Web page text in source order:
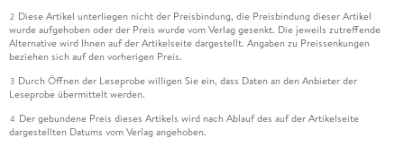
2 Diese Artikel unterliegen nicht der Preisbindung, die Preisbindung dieser Artikel
wurde aufgehoben oder der Preis wurde vom Verlag gesenkt. Die jeweils zutreffende
Alternative wird Ihnen auf der Artikelseite dargestellt. Angaben zu Preissenkungen
beziehen sich auf den vorherigen Preis.
3 Durch Öffnen der Leseprobe willigen Sie ein, dass Daten an den Anbieter der
Leseprobe übermittelt werden.
4 Der gebundene Preis dieses Artikels wird nach Ablauf des auf der Artikelseite
dargestellten Datums vom Verlag angehoben.